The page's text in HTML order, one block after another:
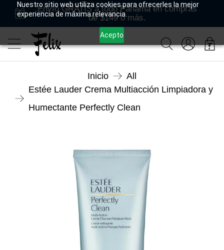
Nuestro sitio web utiliza cookies para ofrecerles la mejor
experiencia de máxima relevancia.
Acepto
Envío GRATIS a todo Panamá en compras
de $149 o más.
Inicio
All
Estée Lauder Crema Multiacción Limpiadora y
Humectante Perfectly Clean